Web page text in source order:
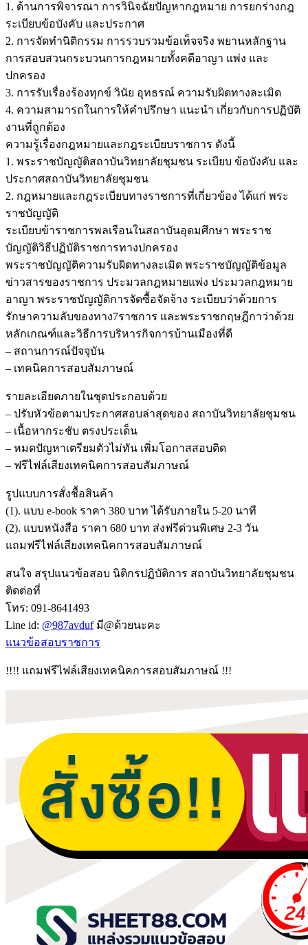
1. ด้านการพิจารณา การวินิจฉัยปัญหากฎหมาย การยกร่างกฎ
ระเบียบข้อบังคับ และประกาศ
2. การจัดทำนิติกรรม การรวบรวมข้อเท็จจริง พยานหลักฐาน
การสอบสวนกระบวนการกฎหมายทั้งคดีอาญา แพ่ง และ
ปกครอง
3. การรับเรื่องร้องทุกข์ วินัย อุทธรณ์ ความรับผิดทางละเมิด
4. ความสามารถในการให้คำปรึกษา แนะนำ เกี่ยวกับการปฏิบัติ
งานที่ถูกต้อง
ความรู้เรื่องกฎหมายและกฎระเบียบราชการ ดังนี้
1. พระราชบัญญัติสถาบันวิทยาลัยชุมชน ระเบียบ ข้อบังคับ และ
ประกาศสถาบันวิทยาลัยชุมชน
2. กฎหมายและกฎระเบียบทางราชการที่เกี่ยวข้อง ได้แก่ พระ
ราชบัญญัติ
ระเบียบข้าราชการพลเรือนในสถาบันอุดมศึกษา พระราช
บัญญัติวิธีปฏิบัติราชการทางปกครอง
พระราชบัญญัติความรับผิดทางละเมิด พระราชบัญญัติข้อมูล
ข่าวสารของราชการ ประมวลกฎหมายแพ่ง ประมวลกฎหมาย
อาญา พระราชบัญญัติการจัดซื้อจัดจ้าง ระเบียบว่าด้วยการ
รักษาความลับของทาง7ราชการ และพระราชกฤษฎีกาว่าด้วย
หลักเกณฑ์และวิธีการบริหารกิจการบ้านเมืองที่ดี
– สถานการณ์ปัจจุบัน
– เทคนิคการสอบสัมภาษณ์
รายละเอียดภายในชุดประกอบด้วย
– ปรับหัวข้อตามประกาศสอบล่าสุดของ สถาบันวิทยาลัยชุมชน
– เนื้อหากระชับ ตรงประเด็น
– หมดปัญหาเตรียมตัวไม่ทัน เพิ่มโอกาสสอบติด
– ฟรีไฟล์เสียงเทคนิคการสอบสัมภาษณ์
รูปแบบการสั่งชื้อสินค้า
(1). แบบ e-book ราคา 380 บาท ได้รับภายใน 5-20 นาที
(2). แบบหนังสือ ราคา 680 บาท ส่งฟรีด่วนพิเศษ 2-3 วัน
แถมฟรีไฟล์เสียงเทคนิคการสอบสัมภาษณ์
สนใจ สรุปแนวข้อสอบ นิติกรปฏิบัติการ สถาบันวิทยาลัยชุมชน
ติดต่อที่
โทร: 091-8641493
Line id: @987avdufมี@ด้วยนะคะ
แนวข้อสอบราชการ
!!!! แถมฟรีไฟล์เสียงเทคนิคการสอบสัมภาษณ์ !!!